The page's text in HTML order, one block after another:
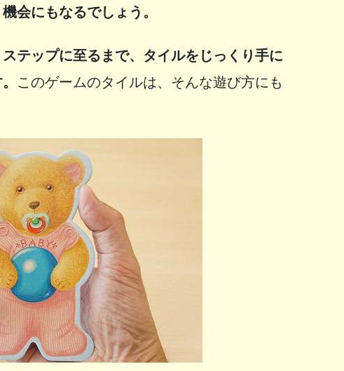
会にもなるでしょう。
テップに至るまで、タイルをじっくり手に
このゲームのタイルは、そんな遊び方にも